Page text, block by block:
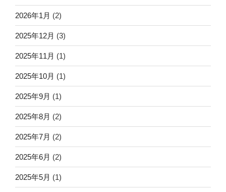
2026年1月 (2)
2025年12月 (3)
2025年11月 (1)
2025年10月 (1)
2025年9月 (1)
2025年8月 (2)
2025年7月 (2)
2025年6月 (2)
2025年5月 (1)